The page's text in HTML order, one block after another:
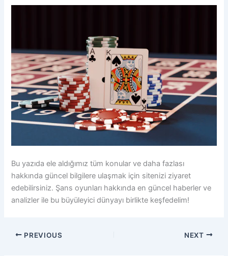
Bu yazıda ele aldığımız tüm konular ve daha fazlası
hakkında güncel bilgilere ulaşmak için sitenizi ziyaret
edebilirsiniz. Şans oyunları hakkında en güncel haberler ve
analizler ile bu büyüleyici dünyayı birlikte keşfedelim!
PREVIOUS NEXT